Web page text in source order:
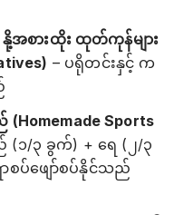
စားထိုး ထုတ်ကုန်များ
– ပရိုတင်းနှင့် က
Sports
(၁/၃ ခွက်) + ရေ (၂/၃
ပ်ဖျော်စပ်နိုင်သည်